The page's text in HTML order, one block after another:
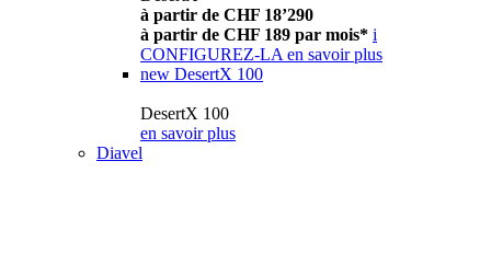
à partir de CHF 18’290
à partir de CHF 189 par mois* i
CONFIGUREZ-LA en savoir plus
new DesertX 100
DesertX 100
en savoir plus
Diavel